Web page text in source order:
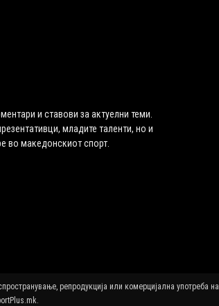
и ставови за актуелни теми.
младите таленти, но и
во македонскиот спорт.
репродукција или комерцијална употреба на